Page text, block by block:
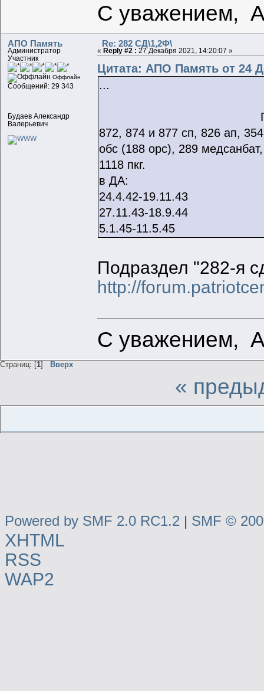
С уважением,
АПО Память
Администратор
Участник
Оффлайн
Сообщений: 29 343
Будаев Александр
Валерьевич
Re: 282 СД\1,2Ф\
« Reply #2 : 27 Декабря 2021, 14:20:07 »
Цитата: АПО Память от 24
...
872, 874 и 877 сп, 826 ап,
обс (188 орс), 289
1118 пкг.
в ДА:
24.4.42-19.11.43
27.11.43-18.9.44
5.1.45-11.5.45
Подраздел "282-я
http://
С уважением,
Страниц: [1] Вверх
«
Powered by SMF 2.0 RC1.2 | SMF ©
XHTML
RSS
WAP2